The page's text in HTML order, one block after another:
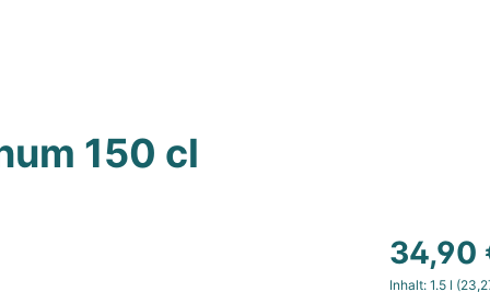
/ Sekt
& Gebäck
& Aufstrich Tapenaden & Antipasti
150 cl
34,90
Inhalt: 1.5 l